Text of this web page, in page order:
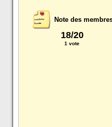
Note des
18/20
1 vote